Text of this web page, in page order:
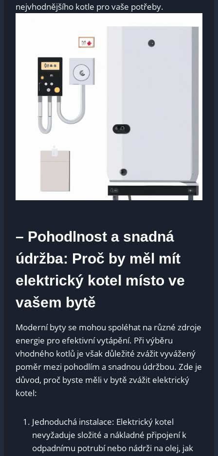
nejvhodnějšího kotle pro vaše potřeby.
– Pohodlnost a snadná
údržba: Proč by měl mít
elektrický kotel místo ve
vašem bytě
Moderní byty se mohou spoléhat na různé zdroje
energie pro efektivní vytápění. Při výběru
vhodného kotlů je však důležité zvážit vyvážený
poměr mezi pohodlím a snadnou údržbou. Zde je
důvod, proč byste měli v bytě zvážit elektrický
kotel:
Jednoduchá instalace: Elektrický kotel
nevyžaduje složité a nákladné připojení k
odpadnímu potrubí nebo nádrži na olej, jak